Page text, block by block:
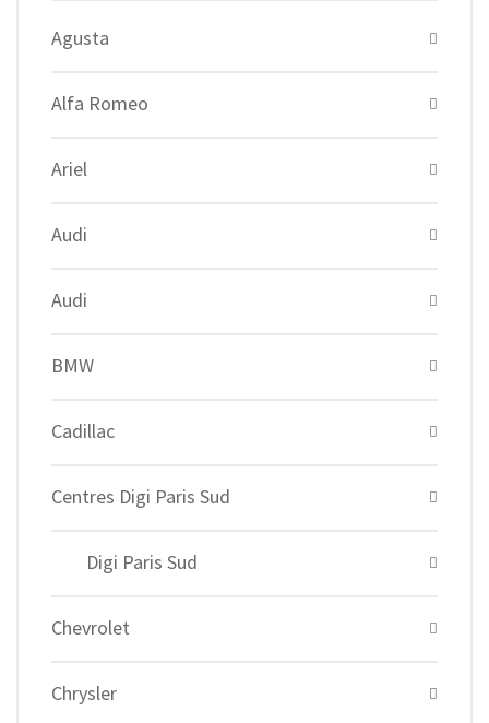
Agusta
Alfa Romeo
Ariel
Audi
Audi
BMW
Cadillac
Centres Digi Paris Sud
Digi Paris Sud
Chevrolet
Chrysler